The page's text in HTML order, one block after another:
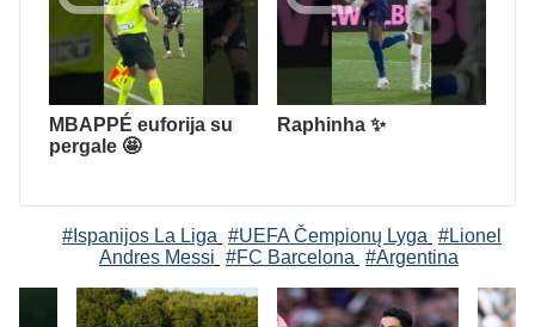
MBAPPÉ euforija su
pergale 🤩
Raphinha ✨
#Ispanijos La Liga #UEFA Čempionų Lyga #Lionel
Andres Messi #FC Barcelona #Argentina